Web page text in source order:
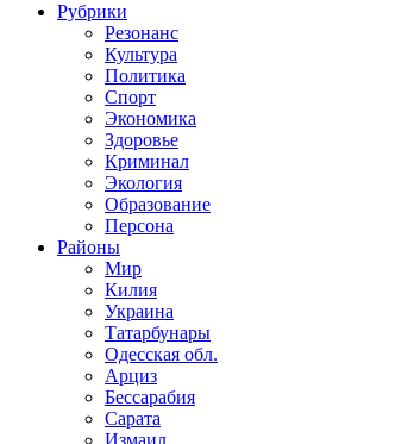
Рубрики
Резонанс
Культура
Политика
Спорт
Экономика
Здоровье
Криминал
Экология
Образование
Персона
Районы
Мир
Килия
Украина
Татарбунары
Одесская обл.
Арциз
Бессарабия
Сарата
Измаил